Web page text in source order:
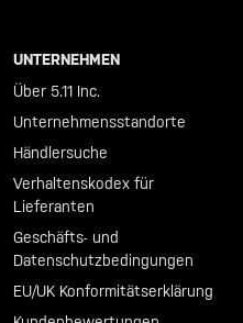
UNTERNEHMEN
Über 5.11 Inc.
Unternehmensstandorte
Händlersuche
Verhaltenskodex für
Lieferanten
Geschäfts- und
Datenschutzbedingungen
EU/UK Konformitätserklärung